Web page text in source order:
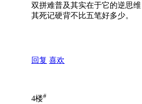
双拼难普及其实在于它的逆思维
其死记硬背不比五笔好多少。
回复 喜欢
4楼#